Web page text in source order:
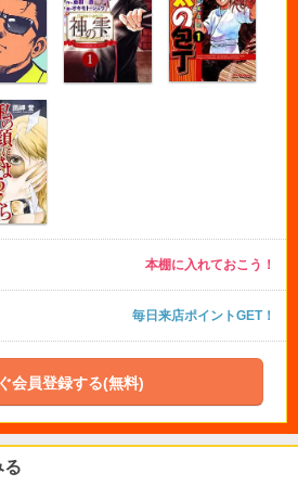
本棚に入れておこう！
毎日来店ポイントGET！
会員登録する(無料)
る